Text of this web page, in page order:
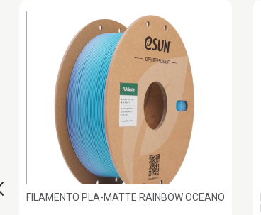
FILAMENTO PLA-MATTE RAINBOW OCEANO